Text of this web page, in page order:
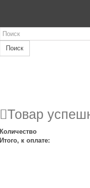
Поиск
Товар
Количество
Итого, к оплате: